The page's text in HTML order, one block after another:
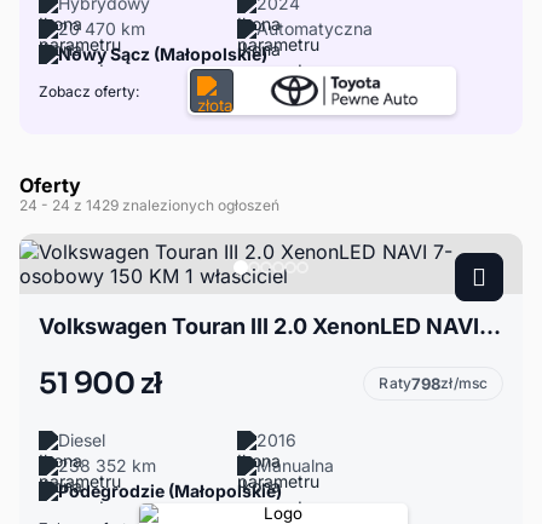
20 470 km
Automatyczna
Nowy Sącz (Małopolskie)
Zobacz oferty:
Oferty
24 - 24 z 1429 znalezionych ogłoszeń
Volkswagen Touran III 2.0 XenonLED NAVI 7-osobowy 150 KM 1 właściciel
51 900 zł Raty798zł/msc
Diesel
2016
238 352 km
Manualna
Podegrodzie (Małopolskie)